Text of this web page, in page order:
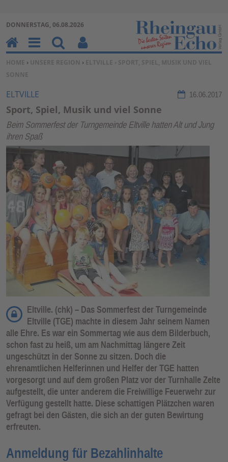
Zum Inhalt springen ↓
DONNERSTAG, 06.08.2026
SIE BEFINDEN SICH HIER:
HOME › UNSERE REGION › ELTVILLE › SPORT, SPIEL, MUSIK UND VIEL
SONNE
ELTVILLE 16.06.2017
Sport, Spiel, Musik und viel Sonne
Beim Sommerfest der Turngemeinde Eltville hatten Alt und Jung
ihren Spaß
Eltville. (chk) – Das Sommerfest der Turngemeinde
Eltville (TGE) machte in diesem Jahr seinem Namen
alle Ehre. Es war ein Sommertag wie aus dem Bilderbuch,
schon fast zu heiß, um am Nachmittag längere Zeit
ungeschützt in der Sonne zu sitzen. Doch die
ehrenamtlichen Helferinnen und Helfer der TGE hatten
vorgesorgt und auf dem großen Platz vor der Turnhalle Zelte
aufgestellt, die unter anderem die Freiwillige Feuerwehr zur
Verfügung gestellt hatte. Diese schattigen Plätzchen waren
gefragt bei den Gästen, die sich an der guten Bewirtung
erfreuten.
Anmeldung für Bezahlinhalte
H
o
m
e
M
en
u
Su
ch
Be
nu
un
kti
on
en